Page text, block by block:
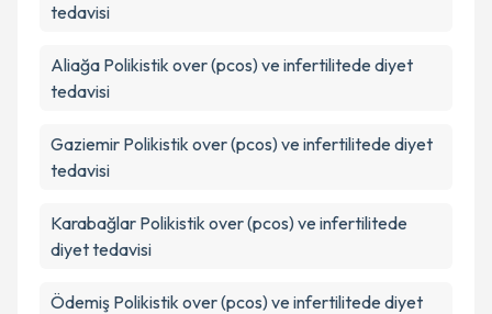
tedavisi
Aliağa Polikistik over (pcos) ve infertilitede diyet
tedavisi
Gaziemir Polikistik over (pcos) ve infertilitede diyet
tedavisi
Karabağlar Polikistik over (pcos) ve infertilitede
diyet tedavisi
Ödemiş Polikistik over (pcos) ve infertilitede diyet